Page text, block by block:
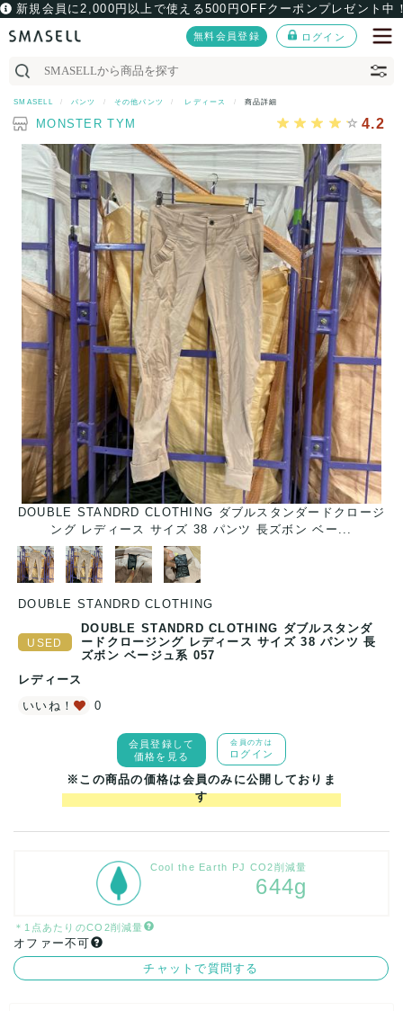
新規会員に2,000円以上で使える500円OFFクーポンプレゼント中
無料会員登録 ログイン
SMASELL パンツ その他パンツ レディース 商品詳細
MONSTER TYM 4.2
DOUBLE STANDRD CLOTHING ダブルスタンダードクロージ
ング レディース サイズ 38 パンツ 長ズボン ベー...
DOUBLE STANDRD CLOTHING
DOUBLE STANDRD CLOTHING ダブルスタンダ
ードクロージング レディース サイズ 38 パンツ 長
ズボン ベージュ系 057
レディース
いいね！
0
会員登録して
価格を見る
会員の方は
ログイン
※この商品の価格は会員のみに公開しておりま
す
Cool the Earth PJ CO2削減量
644g
＊1点あたりのCO2削減量
オファー不可
チャットで質問する